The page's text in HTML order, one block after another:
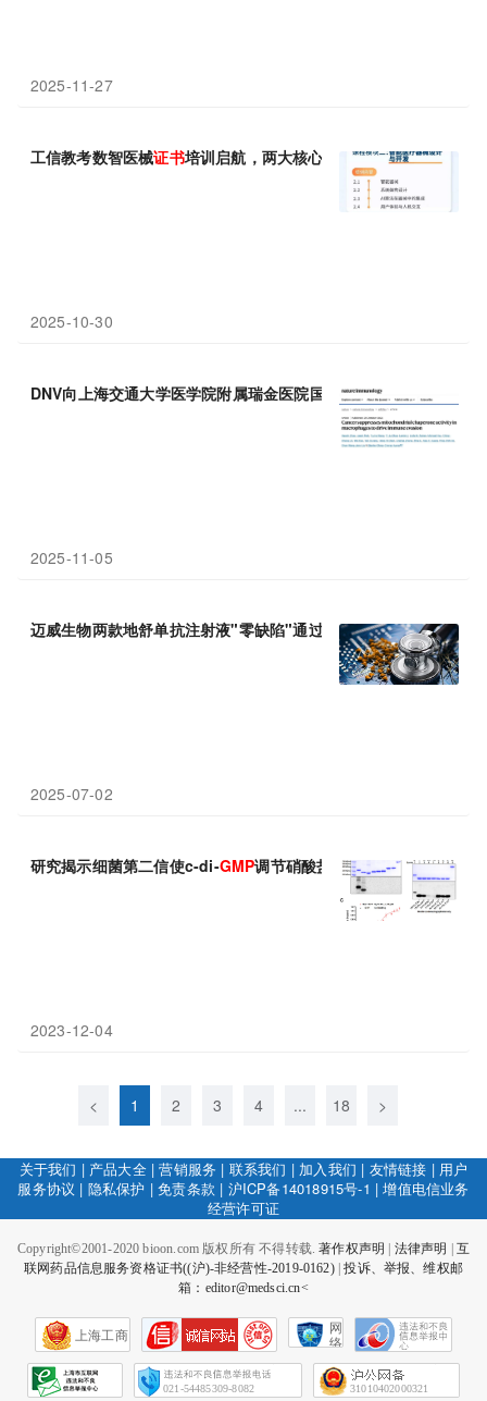
2025-11-27
工信教考数智医械证书培训启航，两大核心方向率先开课
2025-10-30
DNV向上海交通大学医学院附属瑞金医院国际部及上海广慈纪念
2025-11-05
迈威生物两款地舒单抗注射液"零缺陷"通过哥伦比亚 INVIMAGMP
2025-07-02
研究揭示细菌第二信使c-di-GMP调节硝酸盐同化的分子机制
2023-12-04
< 1 2 3 4 ... 18 >
关于我们 | 产品大全|营销服务 | 联系我们 | 加入我们 | 友情链接 | 用户
服务协议 | 隐私保护 |免责条款 | 沪ICP备14018915号-1 |增值电信业务
经营许可证
Copyright©2001-2020 bioon.com 版权所有 不得转载.著作权声明 法律声明
互
联网药品信息服务资格证书((沪)-非经营性-2019-0162)|投诉、举报、维权邮
箱：editor@medsci.cn<
上海工商
网
络
会
征
021-54485309-8082 31010402000321